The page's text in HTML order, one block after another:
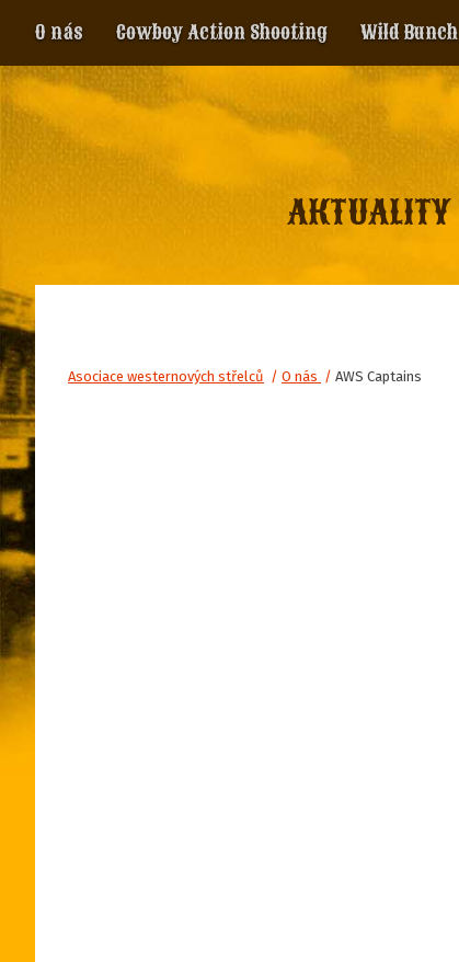
O nás Cowboy Action Shooting Wild Bunch
AKTUALITY
Asociace westernových střelců / O nás / AWS Captains